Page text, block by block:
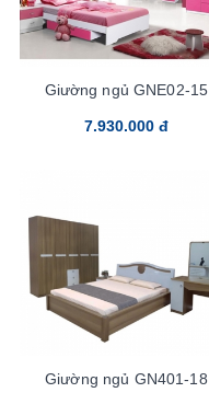
Giường ngủ GNE02-15
7.930.000 đ
Giường ngủ GN401-18